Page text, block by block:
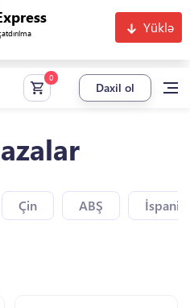
Yüklə
Daxil ol
Çin ABŞ